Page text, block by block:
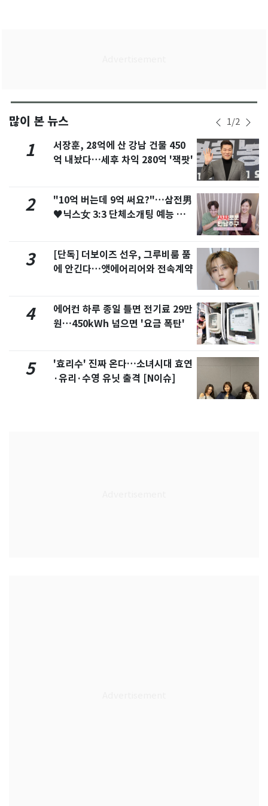
많이 본 뉴스 1/2
1
서장훈, 28억에 산 강남 건물 450
억 내놨다…세후 차익 280억 '잭팟'
2
"10억 버는데 9억 써요?"…삼전男
♥닉스女 3:3 단체소개팅 예능 화
3
[단독] 더보이즈 선우, 그루비룸 품
에 안긴다…앳에어리어와 전속계약
4
에어컨 하루 종일 틀면 전기료 29만
원…450kWh 넘으면 '요금 폭탄'
5
'효리수' 진짜 온다…소녀시대 효연
·유리·수영 유닛 출격 [N이슈]